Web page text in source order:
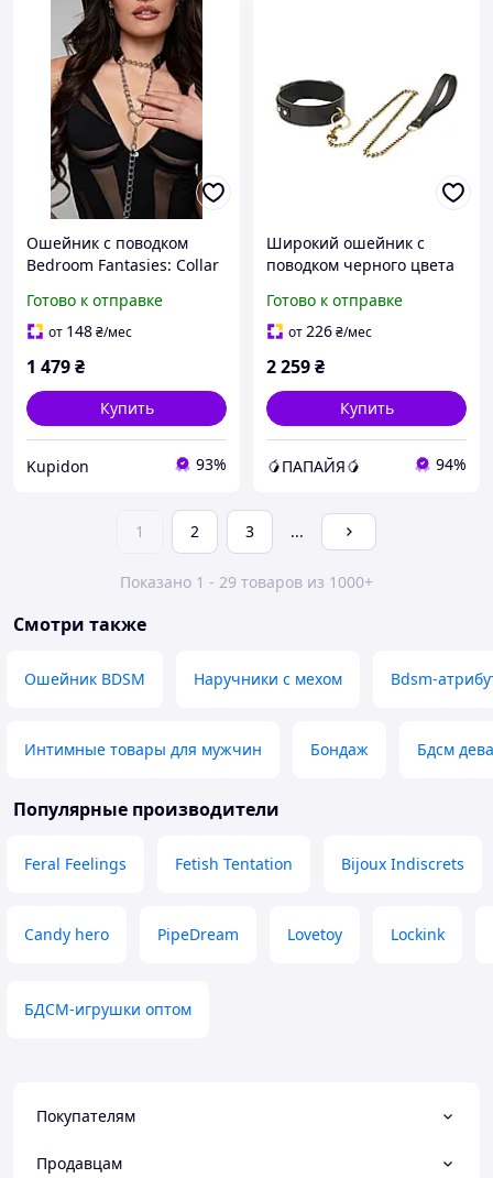
Ошейник с поводком
Bedroom Fantasies: Collar
Готово к отправке
от 148₴/мес
1 479₴
Купить
Kupidon 93%
Широкий ошейник с
поводком черного цвета
and Leash Папайя
Готово к отправке
от226₴/мес
2 259₴
Купить
🥭ПАПАЙЯ🥭 94%
1 2 3 ...
Показано 1 - 29 товаров из 1000+
Смотри также
Ошейник BDSM Наручники с мехом Bdsm-
Интимные товары для мужчин Бондаж Бдсм
Популярные производители
Feral Feelings Fetish Tentation Bijoux Indiscrets
Candy hero PipeDream Lovetoy Lockink
БДСМ-игрушки оптом
Покупателям
Продавцам